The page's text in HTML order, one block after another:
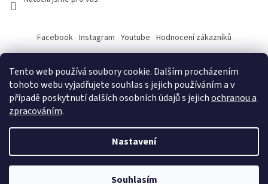
Tento web používá soubory cookie. Dalším procházením
tohoto webu vyjadřujete souhlas s jejich používáním a v
případě poskytnutí dalších osobních údajů s jejichochranou a
zpracováním.
Nastavení
Souhlasím
Facebook Instagram Youtube Hodnocení zákazníků